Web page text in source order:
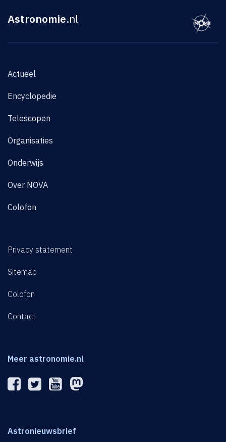
Astronomie.nl
Actueel
Encyclopedie
Telescopen
Organisaties
Onderwijs
Over NOVA
Colofon
Privacy statement
Sitemap
Colofon
Contact
Meer astronomie.nl
Astronieuwsbrief